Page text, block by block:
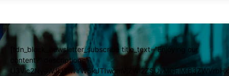
[tdn_block_newsletter_subscribe title_text=”Enjoying our
content?” description=”